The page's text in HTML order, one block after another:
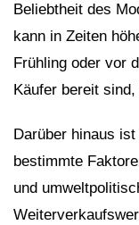
Beliebtheit des
kann in Zeiten
Frühling oder vor
Käufer bereit
Darüber hinaus
bestimmte
und